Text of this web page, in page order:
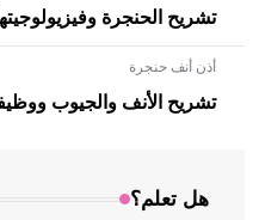
تشريح الحنجرة
أذن أنف حنجرة
تشريح الأنف والجيوب
هل تعلم؟
- هل تعلم أن الأبلق نوع من
بالعمارة الإسلامية في
المعمار على بناء مداميكه